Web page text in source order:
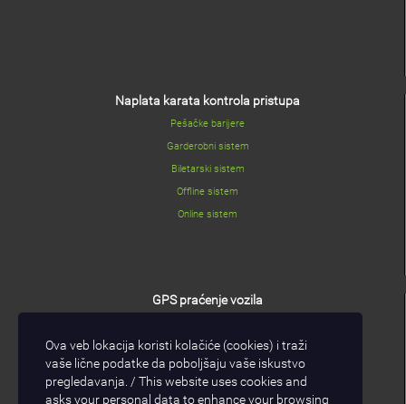
Naplata karata kontrola pristupa
Pešačke barijere
Garderobni sistem
Biletarski sistem
Offline sistem
Online sistem
GPS praćenje vozila
I/O modul
GPS/GPRS software
Ova veb lokacija koristi kolačiće (cookies) i traži
vaše lične podatke da poboljšaju vaše iskustvo
pregledavanja. / This website uses cookies and
asks your personal data to enhance your browsing